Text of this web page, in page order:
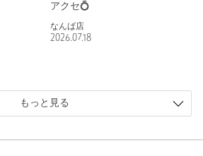
アクセ💍
なんば店
2026.07.18
もっと見る